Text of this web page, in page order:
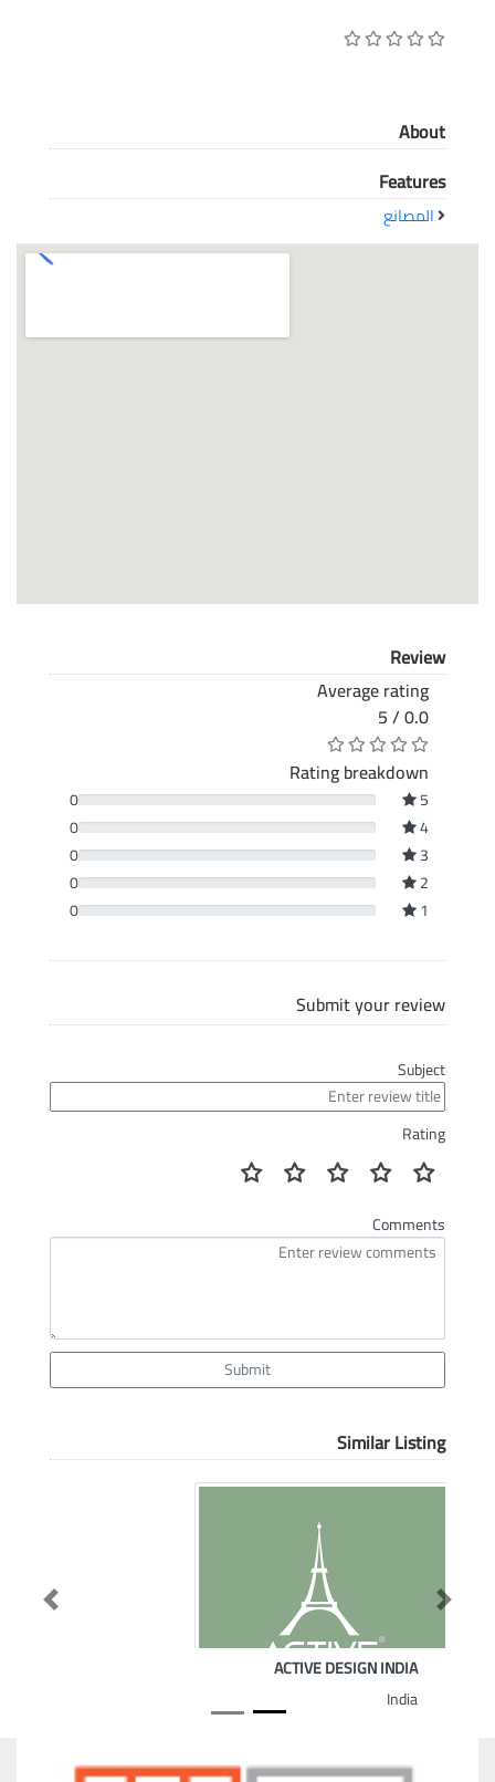
معاً نحو خلق مجتمع مبدع في عالم الأزياء
About
Features
المصانع
Review
Average rating
0.0 / 5
Rating breakdown
5
0
4
0
3
0
2
0
1
0
Submit your review
Subject
Rating
Comments
Submit
Similar Listing
ACTIVE DESIGN INDIA
India
Previous Next